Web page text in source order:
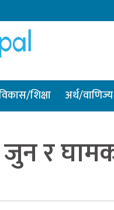
शिक्षा अर्थ/वाणिज्य
र